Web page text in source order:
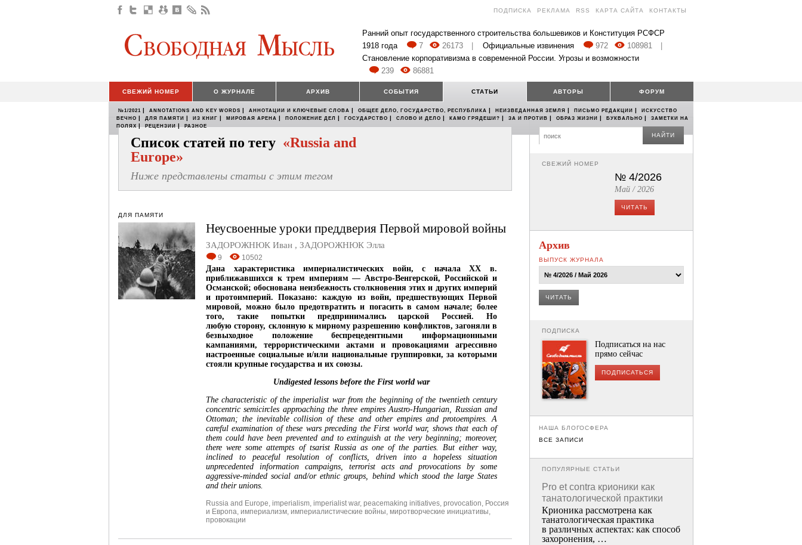
ПОДПИСКА РЕКЛАМА RSS КАРТА САЙТА КОНТАКТЫ
Ранний опыт государственного строительства большевиков и Конституция РСФСР
1918 года
7 26173 Официальные извинения 972 108981
Становление корпоративизма в современной России. Угрозы и возможности
239
86881
СВЕЖИЙ НОМЕР О ЖУРНАЛЕ АРХИВ СОБЫТИЯ СТАТЬИ АВТОРЫ ФОРУМ
№1/2021 | ANNOTATIONS AND KEY WORDS | АННОТАЦИИ И КЛЮЧЕВЫЕ СЛОВА | ОБЩЕЕ ДЕЛО, ГОСУДАРСТВО, РЕСПУБЛИКА | НЕИЗВЕДАННАЯ ЗЕМЛЯ | ПИСЬМО РЕДАКЦИИ |
ИСКУССТВО
ВЕЧНО | ДЛЯ ПАМЯТИ | ИЗ КНИГ | МИРОВАЯ АРЕНА | ПОЛОЖЕНИЕ ДЕЛ | ГОСУДАРСТВО | СЛОВО И ДЕЛО | КАМО ГРЯДЕШИ? | ЗА И ПРОТИВ | ОБРАЗ ЖИЗНИ | БУКВАЛЬНО |
ЗАМЕТКИ НА
ПОЛЯХ | РЕЦЕНЗИИ | РАЗНОЕ
Список статей по тегу «Russia and
Europe»
Ниже представлены статьи с этим тегом
ДЛЯ ПАМЯТИ
Неусвоенные уроки преддверия Первой мировой войны
ЗАДОРОЖНЮК Иван , ЗАДОРОЖНЮК Элла
9 10502
Дана характеристика империалистических войн, с начала ХХ в.
приближавшихся к трем империям — Австро-Венгерской, Российской и
Османской; обоснована неизбежность столкновения этих и других империй
и протоимперий. Показано: каждую из войн, предшествующих Первой
мировой, можно было предотвратить и погасить в самом начале; более
того, такие попытки предпринимались царской Россией. Но
любую сторону, склонную к мирному разрешению конфликтов, загоняли в
безвыходное положение беспрецедентными информационными
кампаниями, террористическими актами и провокациями агрессивно
настроенные социальные и/или национальные группировки, за которыми
стояли крупные государства и их союзы.
Undigested lessons before the First world war
The characteristic of the imperialist war from the beginning of the twentieth century
concentric semicircles approaching the three empires Austro-Hungarian, Russian and
Ottoman; the inevitable collision of these and other empires and protoempires. A
careful examination of these wars preceding the First world war, shows that each of
them could have been prevented and to extinguish at the very beginning; moreover,
there were some attempts of tsarist Russia as one of the parties. But either way,
inclined to peaceful resolution of conflicts, driven into a hopeless situation
unprecedented information campaigns, terrorist acts and provocations by some
aggressive-minded social and/or ethnic groups, behind which stood the large States
and their unions.
Russia and Europe, imperialism, imperialist war, peacemaking initiatives, provocation, Россия
и Европа, империализм, империалистические войны, миротворческие инициативы,
провокации
НАЙТИ
СВЕЖИЙ НОМЕР
№ 4/2026
Май / 2026
ЧИТАТЬ
Архив
ВЫПУСК ЖУРНАЛА
ЧИТАТЬ
ПОДПИСКА
Подписаться на нас
прямо сейчас
ПОДПИСАТЬСЯ
НАША БЛОГОСФЕРА
ВСЕ ЗАПИСИ
ПОПУЛЯРНЫЕ СТАТЬИ
Pro et contra крионики как
танатологической практики
Крионика рассмотрена как
танатологическая практика
в различных аспектах: как способ
захоронения, …